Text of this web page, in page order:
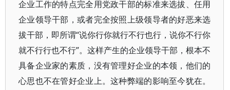
企业工作的特点完全用党政干部的标准来选拔、任用
企业领导干部，或者完全按照上级领导者的好恶来选
拔干部，即所谓“说你行你就行不行也行，说你不行你
就不行行也不行”。这样产生的企业领导干部，根本不
具备企业家的素质，没有管理好企业的本领，他们的
心思也不在管好企业上。这种弊端的影响至今犹在。